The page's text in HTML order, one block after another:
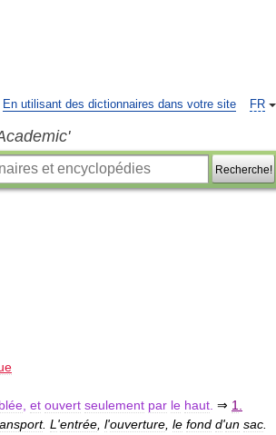
FR
En utilisant des dictionnaires dans votre site
Recherche!
et ouvert seulement par le haut ⇒ 1
. L 'entrée l'ouverture le fond d'un sac